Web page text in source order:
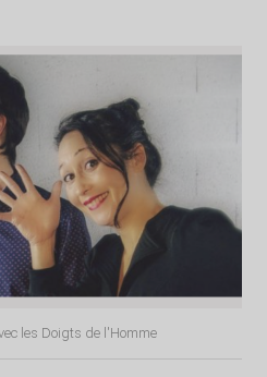
les Doigts de l'Homme